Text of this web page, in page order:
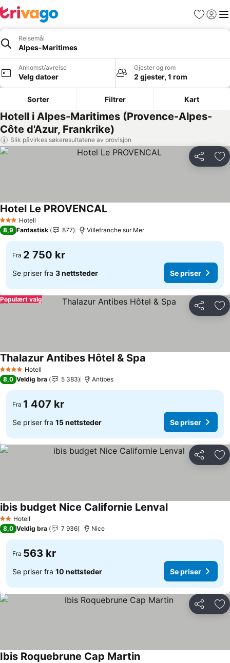
Favoritter
Logg
Reisemål
Alpes-Maritimes
Ankomst/avreise
Velg datoer
Gjester og rom
2 gjester, 1 rom
Sorter Filtrer Kart
Hotell i Alpes-Maritimes (Provence-Alpes-
Côte d'Azur, Frankrike)
Slik påvirkes søkeresultatene av provisjon
Del
3 StjernerHotell
Hotel Le PROVENCAL
8,9 Fantastisk 877 Villefranche sur Mer
Fra 2 750 kr
Se priser fra 3 nettsteder Se priser
Del
Populært valg
4 StjernerHotell
Thalazur Antibes Hôtel & Spa
8,0 Veldig bra 5 383 Antibes
Fra 1 407 kr
Se priser fra 15 nettsteder Se priser
Del
2 Stjerner
Hotell
ibis budget Nice Californie Lenval
8,0 Veldig bra 7 936 Nice
Fra 563 kr
Se priser fra 10 nettsteder Se priser
Del
Ibis Roquebrune Cap Martin